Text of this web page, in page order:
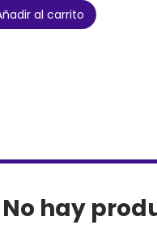
al carrito
No hay